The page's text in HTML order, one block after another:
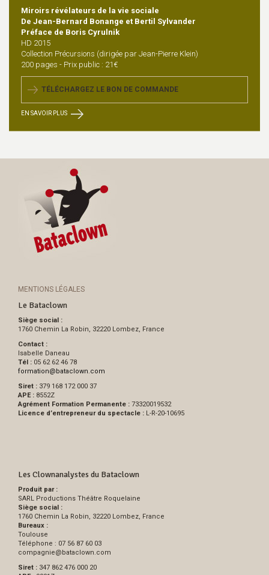
Miroirs révélateurs de la vie sociale
De Jean-Bernard Bonange et Bertil Sylvander
Préface de Boris Cyrulnik
HD 2015
Collection Précursions (dirigée par Jean-Pierre Klein)
200 pages - Prix public : 21€
TÉLÉCHARGEZ LE BON DE COMMANDE
EN SAVOIR PLUS
MENTIONS LÉGALES
Le Bataclown
Siège social :
1760 Chemin La Robin, 32220 Lombez, France
Contact :
Isabelle Daneau
Tél : 05 62 62 46 78
formation@bataclown.com
Siret : 379 168 172 000 37
APE : 8552Z
Agrément Formation Permanente : 73320019532
Licence d’entrepreneur du spectacle : L-R-20-10695
Les Clownanalystes du Bataclown
Produit par :
SARL Productions Théâtre Roquelaine
Siège social :
1760 Chemin La Robin, 32220 Lombez, France
Bureaux :
Toulouse
Téléphone : 07 56 87 60 03
compagnie@bataclown.com
Siret : 347 862 476 000 20